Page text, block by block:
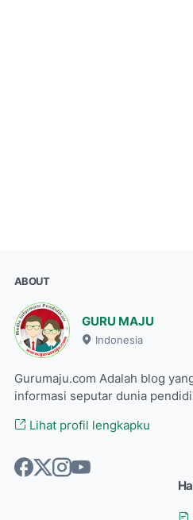
ABOUT
GURU MAJU
Indonesia
Gurumaju.com Adalah blog
informasi seputar dunia
Lihat profil lengkapku